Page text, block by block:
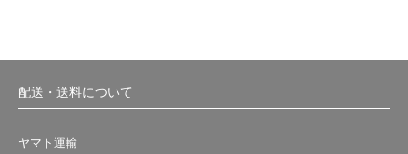
配送・送料について
ヤマト運輸